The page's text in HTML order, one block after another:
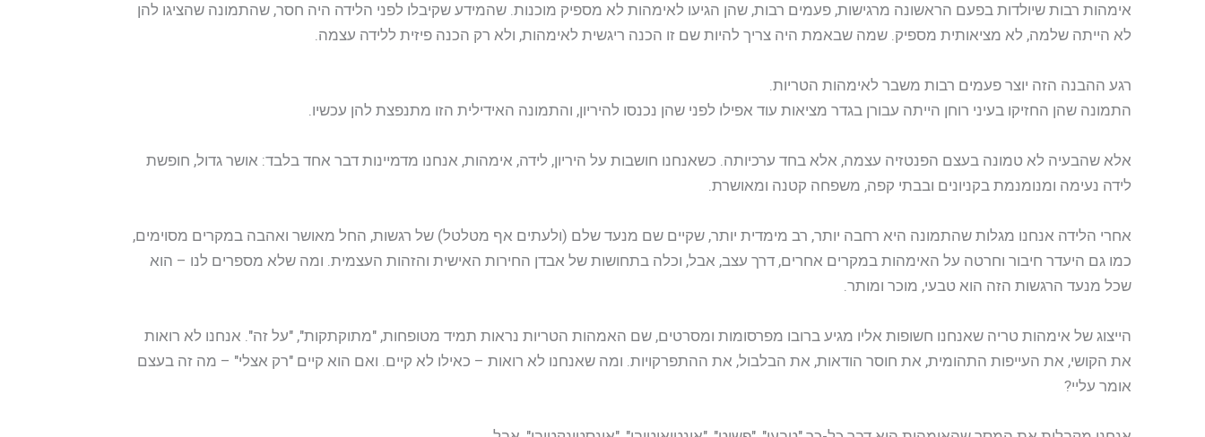
אימהות רבות שיולדות בפעם הראשונה מרגישות, פעמים רבות, שהן הגיעו לאימהות לא מספיק מוכנות. שהמידע שקיבלו לפני הלידה היה חסר, שהתמונה שהציגו להן
לא הייתה שלמה, לא מציאותית מספיק. שמה שבאמת היה צריך להיות שם זו הכנה ריגשית לאימהות, ולא רק הכנה פיזית ללידה עצמה.
רגע ההבנה הזה יוצר פעמים רבות משבר לאימהות הטריות.
התמונה שהן החזיקו בעיני רוחן הייתה עבורן בגדר מציאות עוד אפילו לפני שהן נכנסו להיריון, והתמונה האידילית הזו מתנפצת להן עכשיו.
אלא שהבעיה לא טמונה בעצם הפנטזיה עצמה, אלא בחד ערכיותה. כשאנחנו חושבות על היריון, לידה, אימהות, אנחנו מדמיינות דבר אחד בלבד: אושר גדול, חופשת
לידה נעימה ומנומנמת בקניונים ובבתי קפה, משפחה קטנה ומאושרת.
אחרי הלידה אנחנו מגלות שהתמונה היא רחבה יותר, רב מימדית יותר, שקיים שם מנעד שלם (ולעתים אף מטלטל) של רגשות, החל מאושר ואהבה במקרים מסוימים,
כמו גם היעדר חיבור וחרטה על האימהות במקרים אחרים, דרך עצב, אבל, וכלה בתחושות של אבדן החירות האישית והזהות העצמית. ומה שלא מספרים לנו – הוא
שכל מנעד הרגשות הזה הוא טבעי, מוכר ומותר.
הייצוג של אימהות טריה שאנחנו חשופות אליו מגיע ברובו מפרסומות ומסרטים, שם האמהות הטריות נראות תמיד מטופחות, "מתוקתקות", "על זה". אנחנו לא רואות
את הקושי, את העייפות התהומית, את חוסר הודאות, את הבלבול, את ההתפרקויות. ומה שאנחנו לא רואות – כאילו לא קיים. ואם הוא קיים "רק אצלי" – מה זה בעצם
אומר עליי?